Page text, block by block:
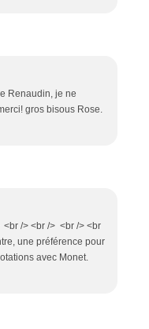
Renaudin, je ne
gros bisous Rose.
/> <br /> <br /> <br
une préférence pour
avec Monet.